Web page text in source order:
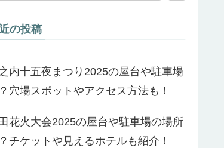
の投稿
内十五夜まつり2025の屋台や駐車場
穴場スポットやアクセス方法も！
花火大会2025の屋台や駐車場の場所
チケットや見えるホテルも紹介！